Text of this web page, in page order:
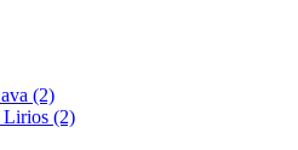
(2)
Lirios (2)